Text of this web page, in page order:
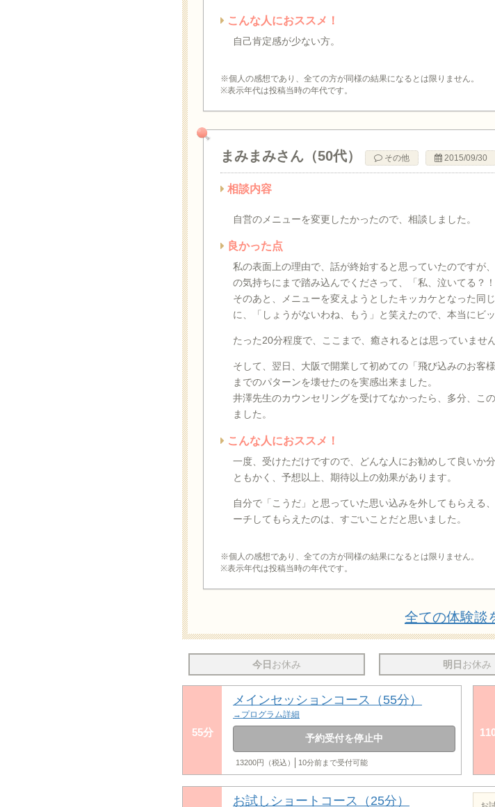
こんな人におススメ！
自己肯定感が少ない方。
※個人の感想であり、全ての方が同様の結果になるとは限りません。
※表示年代は投稿当時の年代です。
まみまみさん（50代） その他 2015/09/30
相談内容
自営のメニューを変更したかったので、相談しました。
良かった点
私の表面上の理由で、話が終始すると思っていたのですが
の気持ちにまで踏み込んでくださって、「私、泣いてる？
そのあと、メニューを変えようとしたキッカケとなった同
に、「しょうがないわね、もう」と笑えたので、本当にビッ
たった20分程度で、ここまで、癒されるとは思っていませ
そして、翌日、大阪で開業して初めての「飛び込みのお客
までのパターンを壊せたのを実感出来ました。
井澤先生のカウンセリングを受けてなかったら、多分、こ
ました。
こんな人におススメ！
一度、受けただけですので、どんな人にお勧めして良いか
ともかく、予想以上、期待以上の効果があります。
自分で「こうだ」と思っていた思い込みを外してもらえる
ーチしてもらえたのは、すごいことだと思いました。
※個人の感想であり、全ての方が同様の結果になるとは限りません。
※表示年代は投稿当時の年代です。
全ての体験談
今日 お休み 明日 お休み
55分
メインセッションコース（55分）
→プログラム詳細
予約受付を停止中
13200円（税込） 10分前まで受付可能
お試しショートコース（25分）